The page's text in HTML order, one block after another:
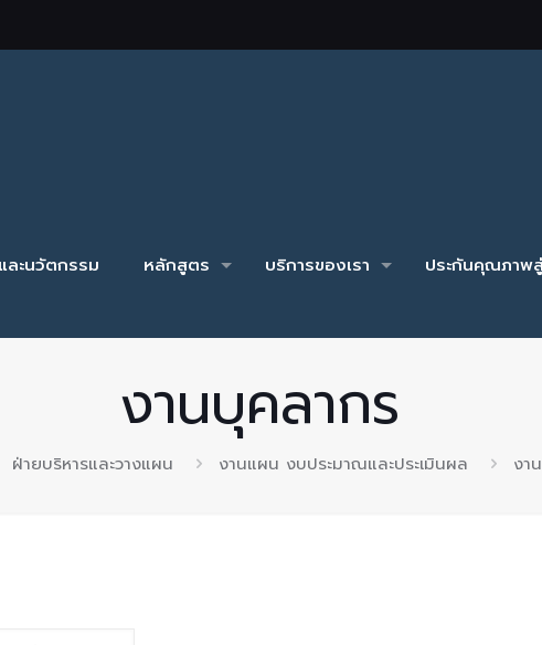
ละนวัตกรรม หลักสูตร บริการของเรา ประกันคุณภาพ
งานบุคลากร
ฝ่ายบริหารและวางแผน งานแผน งบประมาณและประเมินผล งา